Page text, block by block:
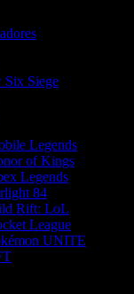
Six Siege
Legends
of Kings
Legends
84
Rift: LoL
League
UNITE